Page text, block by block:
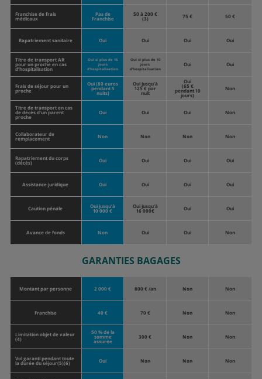
Franchise de frais
médicaux
Pas de
Franchise
50 à 200 €
(3) 75 € 50 €
Rapatriement sanitaire Oui Oui Oui Oui
Titre de transport AR
pour un proche en cas
d’hospitalisation
Oui si plus de 15
jours
d’hospitalisation
Oui si plus de 10
jours
d’hospitalisation
Oui Oui
Frais de séjour pour un
proche
Oui (80 euros
pendant 5
nuits)
Oui jusqu’à
125 € par
nuit
Oui
(65 €
pendant 10
jours)
Non
Titre de transport en cas
de décès d’un parent
proche
Oui Oui Oui Non
Collaborateur de
remplacement Non Non Non Non
Rapatriement du corps
(décès) Oui Oui Oui Oui
Assistance juridique Oui Oui Oui Oui
Caution pénale Oui jusqu’à
10 000 €
Oui jusqu’à
16 000€ Oui Oui
Avance de fonds Non Oui Oui Non
GARANTIES BAGAGES
Montant par personne 2 000 € 800 € /an Non Non
Franchise 40 € 70 € Non Non
Limitation objet de valeur
(4)
50 % de la
somme
assurée
300 € Non Non
Vol garanti pendant toute
la durée du séjour(5)(6) Oui Non Non Non